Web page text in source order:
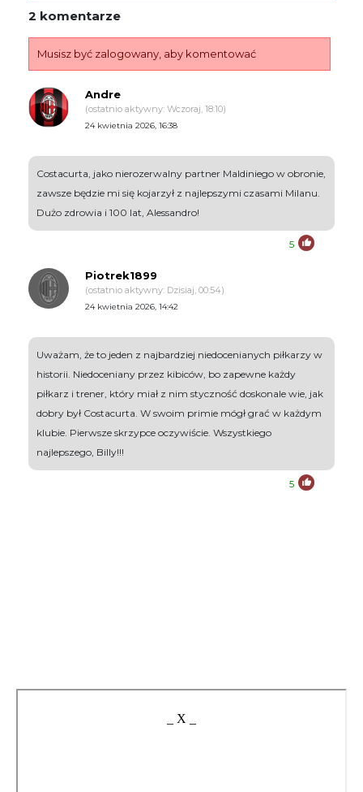
2 komentarze
Musisz być zalogowany, aby komentować
Andre
(ostatnio aktywny: Wczoraj, 18:10)
24 kwietnia 2026, 16:38
Costacurta, jako nierozerwalny partner Maldiniego w obronie,
zawsze będzie mi się kojarzył z najlepszymi czasami Milanu.
Dużo zdrowia i 100 lat, Alessandro!
5
Piotrek1899
(ostatnio aktywny: Dzisiaj, 00:54)
24 kwietnia 2026, 14:42
Uważam, że to jeden z najbardziej niedocenianych piłkarzy w
historii. Niedoceniany przez kibiców, bo zapewne każdy
piłkarz i trener, który miał z nim styczność doskonale wie, jak
dobry był Costacurta. W swoim primie mógł grać w każdym
klubie. Pierwsze skrzypce oczywiście. Wszystkiego
najlepszego, Billy!!!
5